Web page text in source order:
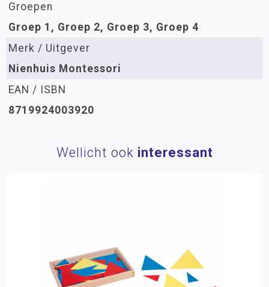
Groepen
Groep 1, Groep 2, Groep 3, Groep 4
Merk / Uitgever
Nienhuis Montessori
EAN / ISBN
8719924003920
Wellicht ook interessant